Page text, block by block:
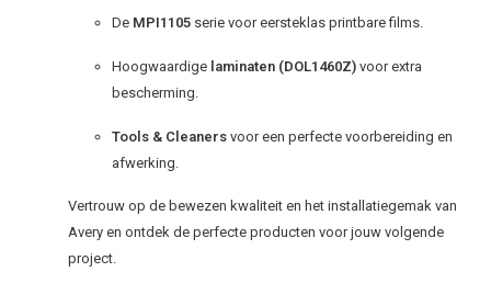
De MPI1105 serie voor eersteklas printbare films.
Hoogwaardige laminaten (DOL1460Z) voor extra
bescherming.
Tools & Cleaners voor een perfecte voorbereiding en
afwerking.
Vertrouw op de bewezen kwaliteit en het installatiegemak van
Avery en ontdek de perfecte producten voor jouw volgende
project.